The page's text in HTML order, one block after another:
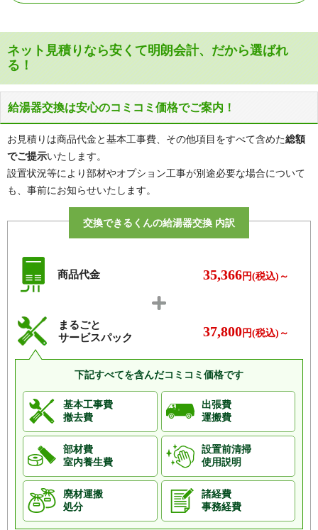
ナ行
中根町、長手町、成塚町、新島町、新野町、西新町、西
長岡町、西野谷町、西本町、西矢島町、新田赤堀町、新
大根町、新田金井町、新田嘉祢町、新田上江田町、新田
上田中町、新田上中町、新田木崎町、新田小金井町、新
町、新田反町町、新田高尾町、新田多村新田町、新田溜
池町、新田天良町、新田中江田町、新田萩町、新田花香
塚町、新田早川町、新田瑞木町、新田村田町、韮川町
ハ行
八幡町、浜町、東今泉町、東金井町、東新町、東長岡
藤阿久町、藤久良町、二ツ小屋町、古戸町、別所町、細
谷町、堀口町、本町
町、茂木町
ヤ行
神町、由良町、米沢町、寄合町
ラ行 龍舞町、六千石町
ワ行
東武小泉線 太田駅、竜舞駅
ネット見積りなら安くて明朗会計、だから選ばれ
る！
給湯器交換は安心のコミコミ価格でご案内！
お見積りは商品代金と基本工事費、その他項目をすべて含めた総額
でご提示いたします。
設置状況等により部材やオプション工事が別途必要な場合について
も、事前にお知らせいたします。
交換できるくんの給湯器交換 内訳
商品代金 35,366円(税込)～
まるごと
サービスパック
37,800円(税込)～
下記すべてを含んだコミコミ価格です
基本工事費
撤去費
出張費
運搬費
部材費
室内養生費
設置前清掃
使用説明
廃材運搬
処分
諸経費
事務経費